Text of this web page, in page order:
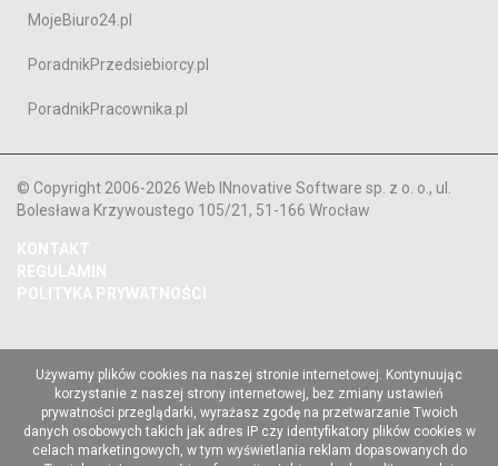
MojeBiuro24.pl
PoradnikPrzedsiebiorcy.pl
PoradnikPracownika.pl
© Copyright 2006-2026 Web INnovative Software sp. z o. o., ul.
Bolesława Krzywoustego 105/21, 51-166 Wrocław
KONTAKT
REGULAMIN
POLITYKA PRYWATNOŚCI
Używamy plików cookies na naszej stronie internetowej. Kontynuując
korzystanie z naszej strony internetowej, bez zmiany ustawień
prywatności przeglądarki, wyrażasz zgodę na przetwarzanie Twoich
danych osobowych takich jak adres IP czy identyfikatory plików cookies w
celach marketingowych, w tym wyświetlania reklam dopasowanych do